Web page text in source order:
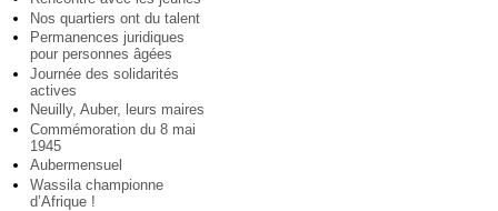
Nos quartiers ont du talent
Permanences juridiques
pour personnes âgées
Journée des solidarités
actives
Neuilly, Auber, leurs maires
Commémoration du 8 mai
1945
Aubermensuel
Wassila championne
d’Afrique !